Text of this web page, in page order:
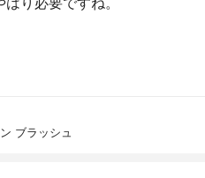
ブラッシュ